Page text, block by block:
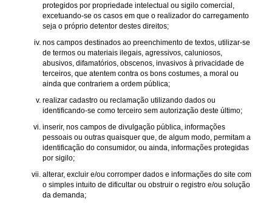
protegidos por propriedade intelectual ou sigilo comercial,
excetuando-se os casos em que o realizador do carregamento
seja o próprio detentor destes direitos;
nos campos destinados ao preenchimento de textos, utilizar-se
de termos ou materiais ilegais, agressivos, caluniosos,
abusivos, difamatórios, obscenos, invasivos à privacidade de
terceiros, que atentem contra os bons costumes, a moral ou
ainda que contrariem a ordem pública;
realizar cadastro ou reclamação utilizando dados ou
identificando-se como terceiro sem autorização deste último;
inserir, nos campos de divulgação pública, informações
pessoais ou outras quaisquer que, de algum modo, permitam a
identificação do consumidor, ou ainda, informações protegidas
por sigilo;
alterar, excluir e/ou corromper dados e informações do site com
o simples intuito de dificultar ou obstruir o registro e/ou solução
da demanda;